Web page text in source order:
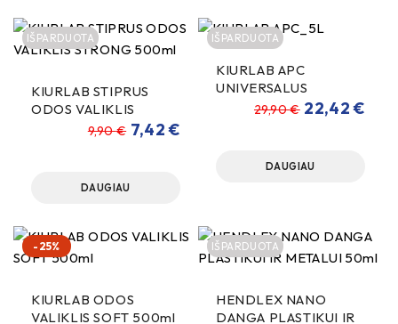
IŠPARDUOTA
KIURLAB STIPRUS
ODOS VALIKLIS
STRONG 500ml
9,90€ 7,42€
DAUGIAU
IŠPARDUOTA
KIURLAB APC
UNIVERSALUS
VALIKLIS 5000ml
29,90€ 22,42€
DAUGIAU
-25%
KIURLAB ODOS
VALIKLIS SOFT 500ml
IŠPARDUOTA
HENDLEX NANO
DANGA PLASTIKUI IR